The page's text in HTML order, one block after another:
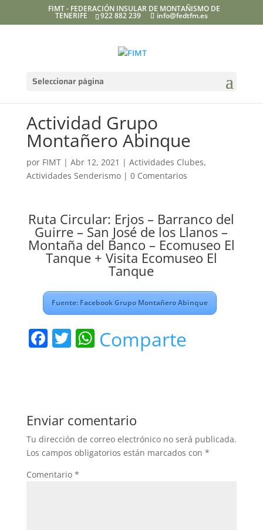
FIMT - FEDERACIÓN INSULAR DE MONTAÑISMO DE
TENERIFE 922 882 239 info@fedtfm.es
Seleccionar página
Actividad Grupo
Montañero Abinque
por FIMT| Abr 12, 2021 | Actividades Clubes,
Actividades Senderismo| 0 Comentarios
Ruta Circular: Erjos – Barranco del
Guirre – San José de los Llanos –
Montaña del Banco – Ecomuseo El
Tanque + Visita Ecomuseo El
Tanque
Fuente: Facebook Grupo Montañero Abinque
F
b
o
o
k
T W
A
p
p
Comparte
Enviar comentario
Tu dirección de correo electrónico no será publicada.
Los campos obligatorios están marcados con *
Comentario *